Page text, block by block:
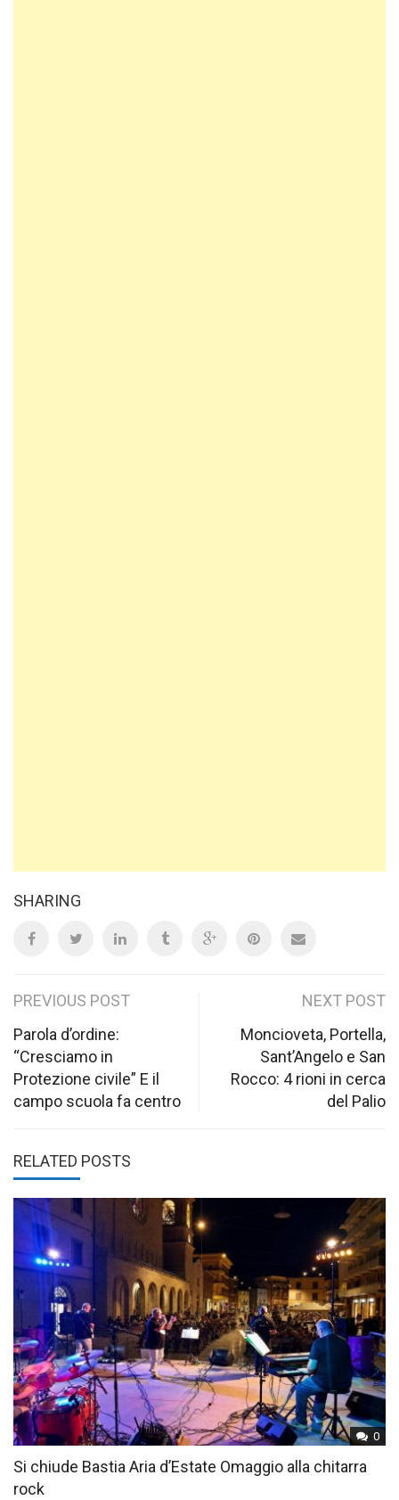
SHARING
Post
navigation
PREVIOUS POST
Parola d’ordine:
“Cresciamo in
Protezione civile” E il
campo scuola fa centro
NEXT POST
Moncioveta, Portella,
Sant’Angelo e San
Rocco: 4 rioni in cerca
del Palio
RELATED POSTS
0
Si chiude Bastia Aria d’Estate Omaggio alla chitarra
rock